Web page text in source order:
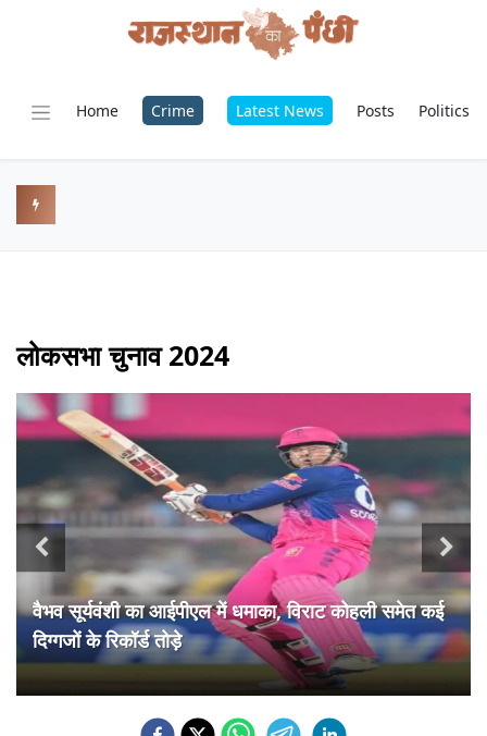
Home Crime Latest News Posts Politics
लोकसभा चुनाव 2024
वैभव सूर्यवंशी का आईपीएल में धमाका, विराट कोहली समेत कई
दिग्गजों के रिकॉर्ड तोड़े